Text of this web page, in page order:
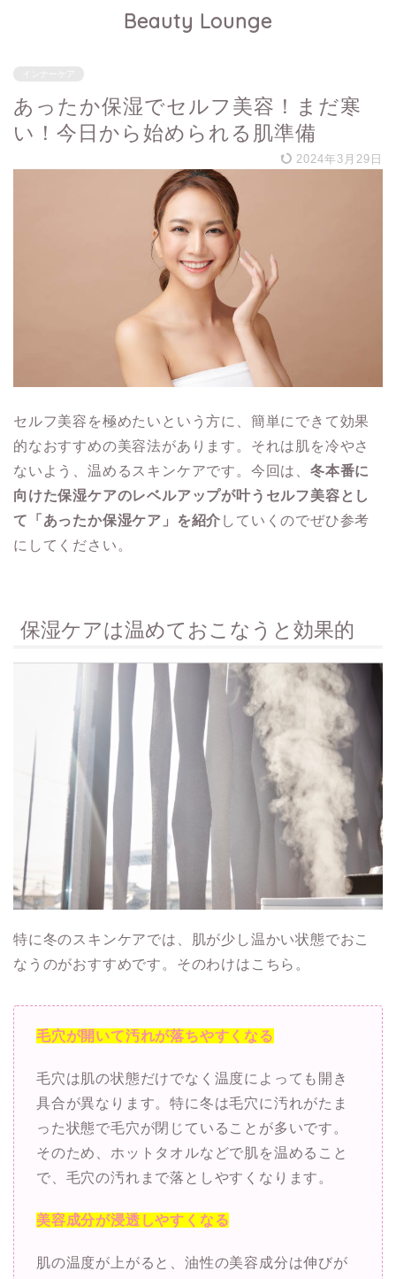
Beauty Lounge
あったか保湿でセルフ美容！まだ寒
い！今日から始められる肌準備
2024年3月29日
セルフ美容を極めたいという方に、簡単にできて効果
的なおすすめの美容法があります。それは肌を冷やさ
ないよう、温めるスキンケアです。今回は、 冬本番に
向けた保湿ケアのレベルアップが叶うセルフ美容とし
て「あったか保湿ケア」を紹介 していくのでぜひ参考
にしてください。
保湿ケアは温めておこなうと効果的
特に冬のスキンケアでは、肌が少し温かい状態でおこ
なうのがおすすめです。そのわけはこちら。
毛穴が開いて汚れが落ちやすくなる
毛穴は肌の状態だけでなく温度によっても開き
具合が異なります。特に冬は毛穴に汚れがたま
った状態で毛穴が閉じていることが多いです。
そのため、ホットタオルなどで肌を温めること
で、毛穴の汚れまで落としやすくなります。
美容成分が浸透しやすくなる
肌の温度が上がると、油性の美容成分は伸びが